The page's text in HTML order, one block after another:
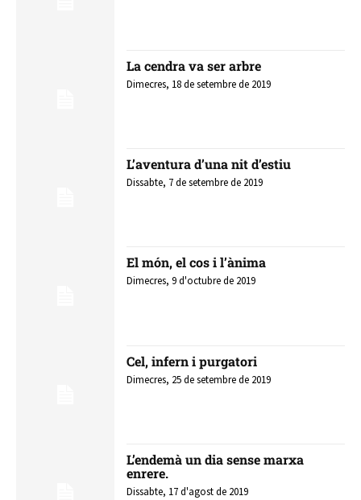
La cendra va ser arbre
Dimecres, 18 de setembre de 2019
L’aventura d’una nit d’estiu
Dissabte, 7 de setembre de 2019
El món, el cos i l’ànima
Dimecres, 9 d'octubre de 2019
Cel, infern i purgatori
Dimecres, 25 de setembre de 2019
L’endemà un dia sense marxa
enrere.
Dissabte, 17 d'agost de 2019